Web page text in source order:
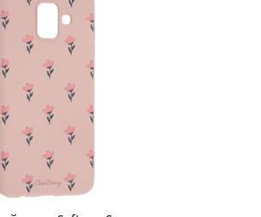
Силиконовый чехол
Soft для Samsung
Galaxy A6 2018
полынь
Силиконовый чехол
Soft для Samsung
Galaxy A6 2018
желтый
Силиконовый чехол
Clear для Samsung
A6 2018 клумба